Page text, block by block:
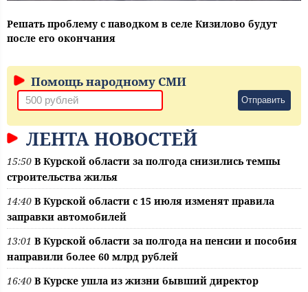
Решать проблему с паводком в селе Кизилово будут
после его окончания
Помощь народному СМИ
Отправить
ЛЕНТА НОВОСТЕЙ
15:50 В Курской области за полгода снизились темпы
строительства жилья
14:40 В Курской области с 15 июля изменят правила
заправки автомобилей
13:01 В Курской области за полгода на пенсии и пособия
направили более 60 млрд рублей
16:40 В Курске ушла из жизни бывший директор